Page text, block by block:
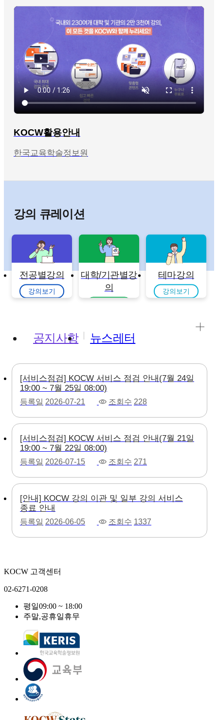
KOCW활용안내
한국교육학술정보원
강의 큐레이션
전공별강의
강의보기
대학/기관별강
의
테마강의
강의보기
공지사항 뉴스레터
[서비스점검] KOCW 서비스 점검 안내(7월 24일
19:00 ~ 7월 25일 08:00)
등록일 2026-07-21 조회수 228
[서비스점검] KOCW 서비스 점검 안내(7월 21일
19:00 ~ 7월 22일 08:00)
등록일 2026-07-15 조회수 271
[안내] KOCW 강의 이관 및 일부 강의 서비스
종료 안내
등록일 2026-06-05 조회수 1337
KOCW 고객센터
02-6271-0208
평일09:00 ~ 18:00
주말,공휴일휴무